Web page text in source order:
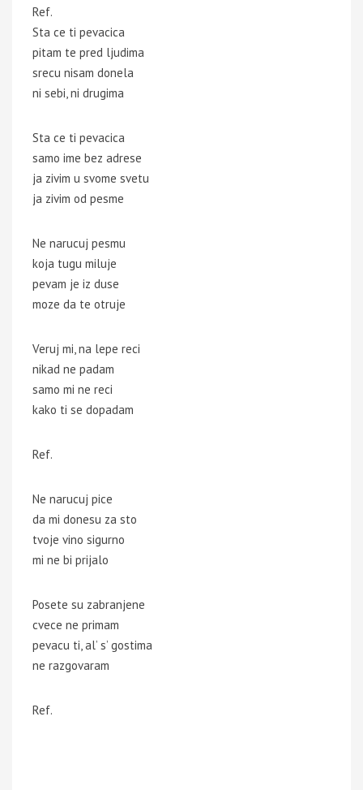
Ref.
Sta ce ti pevacica
pitam te pred ljudima
srecu nisam donela
ni sebi, ni drugima
Sta ce ti pevacica
samo ime bez adrese
ja zivim u svome svetu
ja zivim od pesme
Ne narucuj pesmu
koja tugu miluje
pevam je iz duse
moze da te otruje
Veruj mi, na lepe reci
nikad ne padam
samo mi ne reci
kako ti se dopadam
Ref.
Ne narucuj pice
da mi donesu za sto
tvoje vino sigurno
mi ne bi prijalo
Posete su zabranjene
cvece ne primam
pevacu ti, al’ s’ gostima
ne razgovaram
Ref.